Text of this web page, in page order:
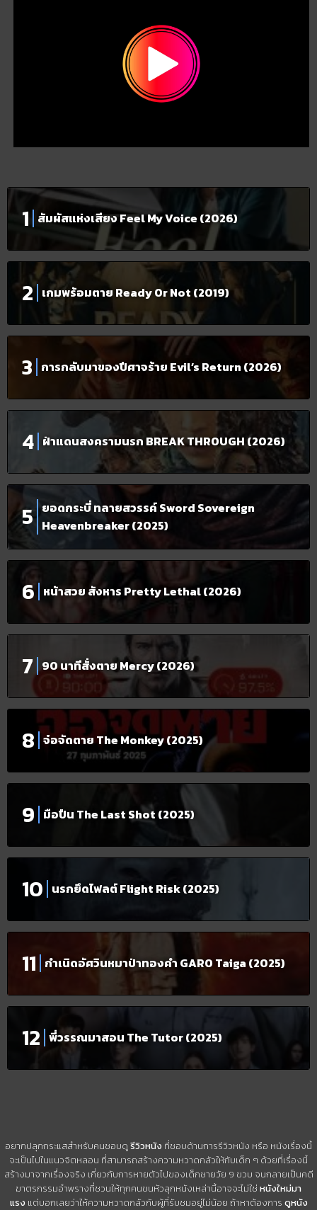
สัมผัสแห่งเสียง Feel My Voice (2026)
เกมพร้อมตาย Ready Or Not (2019)
การกลับมาของปีศาจร้าย Evil’s Return (2026)
ฝ่าแดนสงครามนรก BREAK THROUGH (2026)
ยอดกระบี่ ทลายสวรรค์ Sword Sovereign
Heavenbreaker (2025)
หน้าสวย สังหาร Pretty Lethal (2026)
90 นาทีสั่งตาย Mercy (2026)
จ๋อจัดตาย The Monkey (2025)
มือปืน The Last Shot (2025)
นรกยึดไฟลต์ Flight Risk (2025)
กำเนิดอัศวินหมาป่าทองคำ GARO Taiga (2025)
พี่วรรณมาสอน The Tutor (2025)
อยากปลุกกระแสสำหรับคนชอบดูรีวิวหนัง ที่ชอบด้านการรีวิวหนัง หรือ หนังเรื่องนี้
จะเป็นไปในแนวจิตหลอน ที่สามารถสร้างความหวาดกลัวให้กับเด็ก ๆ ด้วยที่เรื่องนี้
สร้างมาจากเรื่องจริง เกี่ยวกับการหายตัวไปของเด็กชายวัย 9 ขวบ จนกลายเป็นคดี
ฆาตรกรรมอำพรางที่ชวนให้ทุกคนขนหัวลุกหนังเหล่านี้อาจจะไม่ใช่ หนังใหม่มา
แรง แต่บอกเลยว่าให้ความหวาดกลัวกับผู้ที่รับชมอยู่ไม่น้อย ถ้าหาต้องการ ดูหนัง